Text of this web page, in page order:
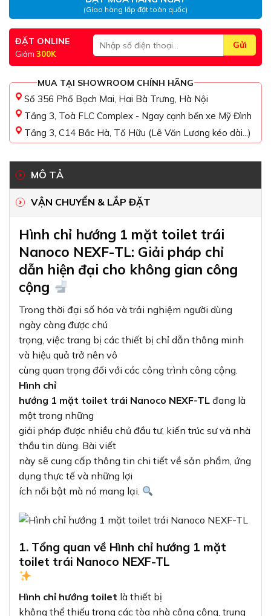
(Giao hàng lắp đặt toàn quốc)
ĐẶT ONLINE
Giảm 300K
MUA TẠI SHOWROOM CHÍNH HÃNG
Số 356 Phố Bạch Mai, Hai Bà Trưng, Hà Nội
Tầng 3, Toà FLC Complex - Ngay cạnh bến xe Mỹ Đình
Tầng 3, C14 Bắc Hà, Tố Hữu (Lê Văn Lương kéo dài...)
MÔ TẢ
VẬN CHUYỂN & LẮP ĐẶT
Hình chỉ hướng 1 mặt toilet trái
Nanoco NEXF-TL: Giải pháp chỉ
dẫn hiện đại cho không gian công
cộng
Trong thời đại số hóa và trải nghiệm người dùng
ngày càng được chú
trọng, việc trang bị các thiết bị chỉ dẫn thông minh
và hiệu quả trở nên vô
cùng quan trọng đối với các công trình công cộng.
Hình chỉ
hướng 1 mặt toilet trái Nanoco NEXF-TL đang là
một trong những
giải pháp được nhiều chủ đầu tư, kiến trúc sư và nhà
thầu tin dùng. Bài viết
này sẽ cung cấp thông tin chi tiết về sản phẩm, ứng
dụng thực tế và những lợi
ích nổi bật mà nó mang lại.
1. Tổng quan về Hình chỉ hướng 1 mặt
toilet trái Nanoco NEXF-TL
Hình chỉ hướng toilet là thiết bị
không thể thiếu trong các tòa nhà công cộng, trung